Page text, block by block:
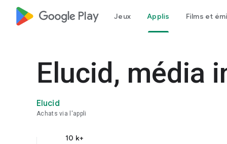
google_logo Play Jeux Applis Films et
Elucid, média
Elucid
Achats via l'appli
10 k+